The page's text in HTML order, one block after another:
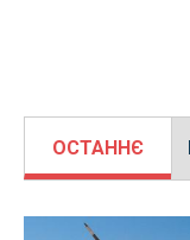
ОСТАННЄ